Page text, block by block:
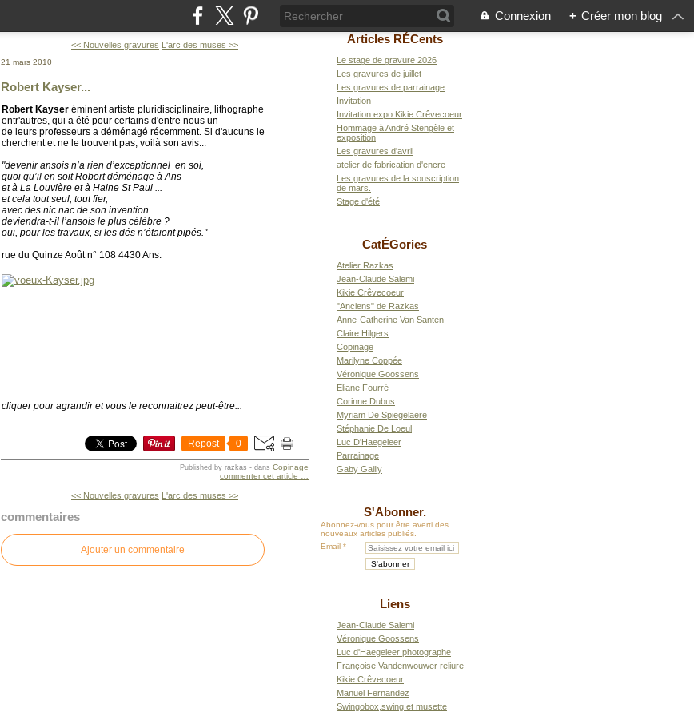
Connexion + Créer mon blog
<< Nouvelles gravures L'arc des muses >>
21 mars 2010
Robert Kayser...
Robert Kayser éminent artiste pluridisciplinaire, lithographe
entr'autres, qui a été pour certains d'entre nous un
de leurs professeurs a déménagé récemment. Si d'aucuns le
cherchent et ne le trouvent pas, voilà son avis...
"devenir ansois n’a rien d’exceptionnel en soi,
quoi qu’il en soit Robert déménage à Ans
et à La Louvière et à Haine St Paul ...
et cela tout seul, tout fier,
avec des nic nac de son invention
deviendra-t-il l’ansois le plus célèbre ?
oui, pour les travaux, si les dés n’étaient pipés."
rue du Quinze Août n° 108 4430 Ans.
cliquer pour agrandir et vous le reconnaitrez peut-être...
Repost 0
Published by razkas - dans Copinage
commenter cet article
<< Nouvelles gravures L'arc des muses >>
commentaires
Ajouter un commentaire
Articles RÉCents
Le stage de gravure 2026
Les gravures de juillet
Les gravures de parrainage
Invitation
Invitation expo Kikie Crêvecoeur
Hommage à André Stengèle et
exposition
Les gravures d'avril
atelier de fabrication d'encre
Les gravures de la souscription
de mars.
Stage d'été
CatÉGories
Atelier Razkas
Jean-Claude Salemi
Kikie Crêvecoeur
"Anciens" de Razkas
Anne-Catherine Van Santen
Claire Hilgers
Copinage
Marilyne Coppée
Véronique Goossens
Eliane Fourré
Corinne Dubus
Myriam De Spiegelaere
Stéphanie De Loeul
Luc D'Haegeleer
Parrainage
Gaby Gailly
S'Abonner.
Abonnez-vous pour être averti des
nouveaux articles publiés.
Email
Liens
Jean-Claude Salemi
Véronique Goossens
Luc d'Haegeleer photographe
Françoise Vandenwouwer reliure
Kikie Crêvecoeur
Manuel Fernandez
Swingobox,swing et musette